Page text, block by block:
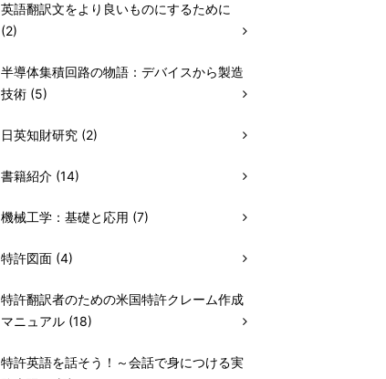
英語翻訳文をより良いものにするために
(2)
半導体集積回路の物語：デバイスから製造
技術 (5)
日英知財研究 (2)
書籍紹介 (14)
機械工学：基礎と応用 (7)
特許図面 (4)
特許翻訳者のための米国特許クレーム作成
マニュアル (18)
特許英語を話そう！～会話で身につける実